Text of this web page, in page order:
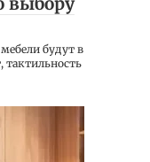
будут в
тактильность